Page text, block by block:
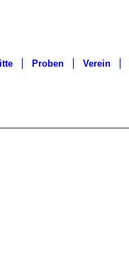
Proben Verein